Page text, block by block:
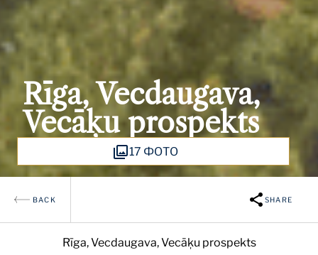
Rīga, Vecdaugava,
Vecāķu prospekts
17 ФОТО
BACK SHARE
Rīga, Vecdaugava, Vecāķu prospekts